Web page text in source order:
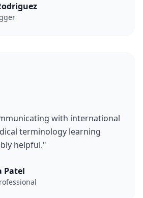
with international
terminology learning
helpful."
Patel